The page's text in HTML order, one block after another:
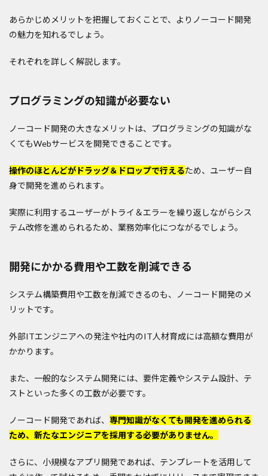
あらかじめメリットを把握しておくことで、よりノーコード開発
の魅力を知れるでしょう。
それぞれを詳しく解説します。
プログラミングの知識が必要ない
ノーコード開発の大きなメリットは、プログラミングの知識がな
くてもWebサービスを開発できることです。
操作のほとんどがドラッグ＆ドロップで行えるため、ユーザー自
身で開発を進められます。
実際に利用するユーザーがトライ＆エラーを繰り返しながらシス
テム改修を進められるため、業務効率化につながるでしょう。
開発にかかる費用や工数を削減できる
システム構築費用や工数を削減できるのも、ノーコード開発のメ
リットです。
外部ITエンジニアへの発注や社内のIT人材育成には高額な費用が
かかります。
また、一般的なシステム開発には、要件定義やシステム設計、テ
ストといった多くの工数が必要です。
ノーコード開発であれば、 専門知識がなくても開発を進められる
ため、新たなエンジニアを採用する必要がありません。
さらに、小規模なアプリ開発であれば、テンプレートを活用して